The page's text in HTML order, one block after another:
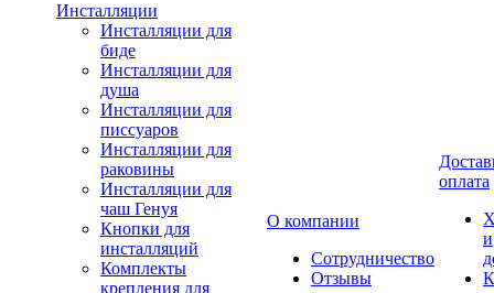
Инсталляции
Инсталляции для
биде
Инсталляции для
душа
Инсталляции для
писсуаров
Инсталляции для
раковины
Инсталляции для
чаш Генуя
Кнопки для
инсталляций
Комплекты
крепления для
О компании
Сотрудничество
Отзывы
оплата
и